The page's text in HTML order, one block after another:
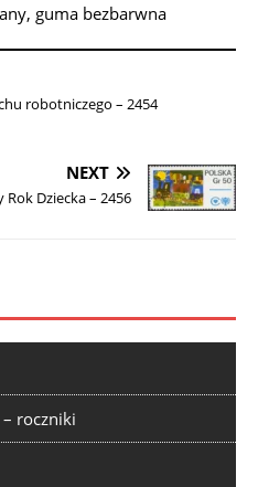
guma bezbarwna
robotniczego – 2454
NEXT
Dziecka – 2456
roczniki